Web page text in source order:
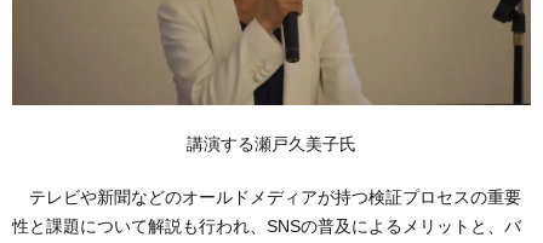
講演する瀬戸久美子氏
テレビや新聞などのオールドメディアが持つ検証プロセスの重要
性と課題について解説も行われ、SNSの普及によるメリットと、バ